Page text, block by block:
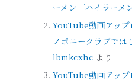
ーメン『ハイラーメ
YouTube動画アップ
ノポニークラブでは
lbmkcxhc より
YouTube動画アップ